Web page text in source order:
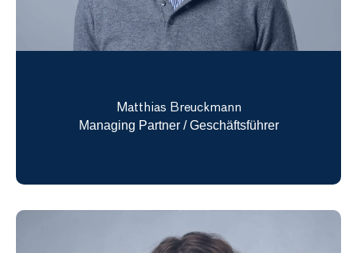
Matthias Breuckmann
Managing Partner / Geschäftsführer